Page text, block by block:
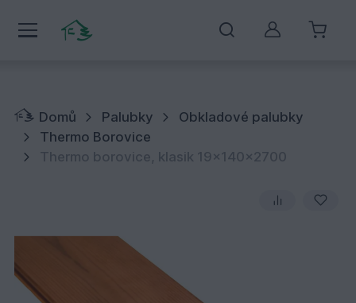
Můj účet
Domů Palubky
Obkladové palubky
Thermo Borovice
Thermo borovice, klasik 19x140x2700